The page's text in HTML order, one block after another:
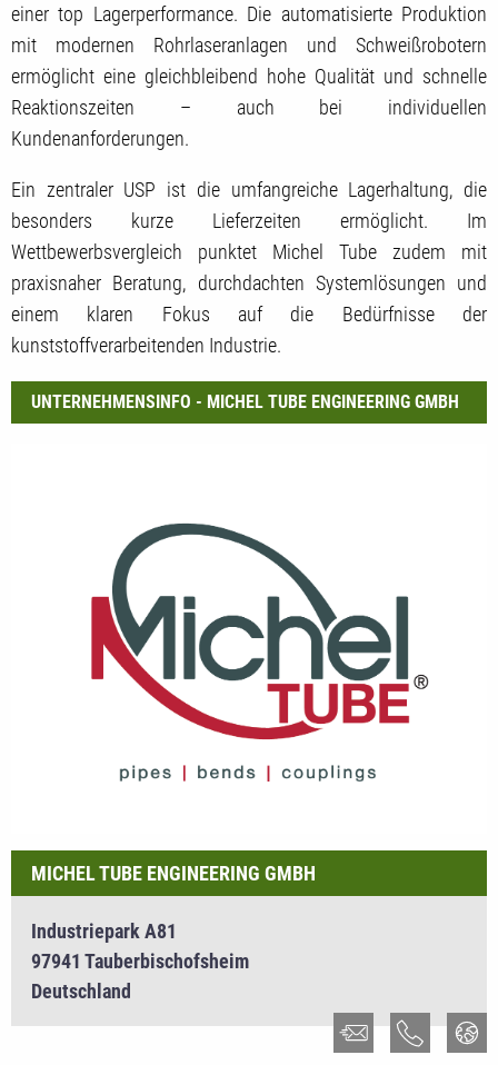
einer top Lagerperformance. Die automatisierte Produktion
mit modernen Rohrlaseranlagen und Schweißrobotern
ermöglicht eine gleichbleibend hohe Qualität und schnelle
Reaktionszeiten – auch bei individuellen
Kundenanforderungen.
Ein zentraler USP ist die umfangreiche Lagerhaltung, die
besonders kurze Lieferzeiten ermöglicht. Im
Wettbewerbsvergleich punktet Michel Tube zudem mit
praxisnaher Beratung, durchdachten Systemlösungen und
einem klaren Fokus auf die Bedürfnisse der
kunststoffverarbeitenden Industrie.
UNTERNEHMENSINFO - MICHEL TUBE ENGINEERING GMBH
MICHEL TUBE ENGINEERING GMBH
Industriepark A81
97941 Tauberbischofsheim
Deutschland